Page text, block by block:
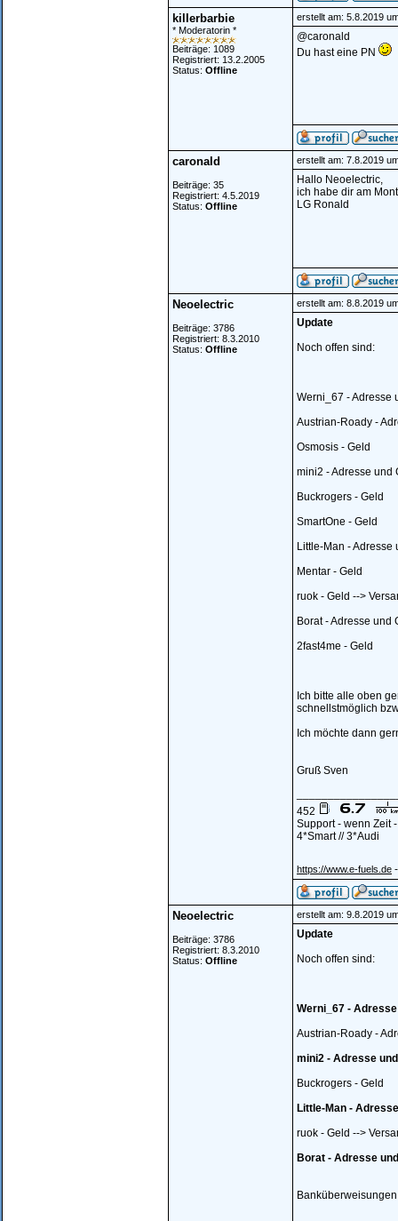
killerbarbie
* Moderatorin *
Beiträge: 1089
Registriert: 13.2.2005
Status: Offline
erstellt am: 5.8.2019
@caronald
Du hast eine PN
caronald
Beiträge: 35
Registriert: 4.5.2019
Status: Offline
erstellt am: 7.8.2019
Hallo Neoelectric,
ich habe dir am
LG Ronald
Neoelectric
Beiträge: 3786
Registriert: 8.3.2010
Status: Offline
erstellt am: 8.8.2019
Update
Noch offen sind:
Werni_67 - Adresse
Austrian-Roady -
Osmosis - Geld
mini2 - Adresse und
Buckrogers - Geld
SmartOne - Geld
Little-Man - Adresse
Mentar - Geld
ruok - Geld -->
Borat - Adresse und
2fast4me - Geld
Ich bitte alle oben
schnellstmöglich
Ich möchte dann
Gruß Sven
452
Support - wenn Zeit
4*Smart // 3*Audi
https://www.e-fuels.de
Neoelectric
Beiträge: 3786
Registriert: 8.3.2010
Status: Offline
erstellt am: 9.8.2019
Update
Noch offen sind:
Werni_67 -
Austrian-Roady -
mini2 - Adresse
Buckrogers - Geld
Little-Man -
ruok - Geld -->
Borat - Adresse